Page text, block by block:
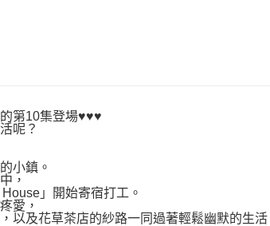
動。
第10集登場♥♥♥
呢？
小鎮。
，
」開始寄宿打工。
愛，
以及花草茶店的紗路一同過著輕鬆幽默的生活